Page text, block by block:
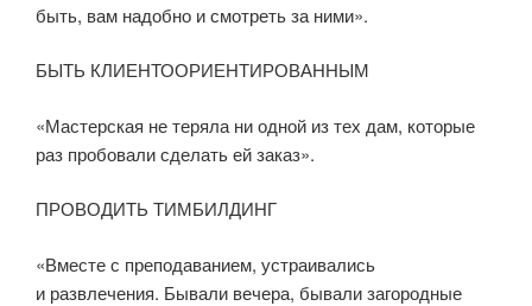
быть, вам надобно и смотреть за ними».
БЫТЬ КЛИЕНТООРИЕНТИРОВАННЫМ
«Мастерская не теряла ни одной из тех дам, которые
раз пробовали сделать ей заказ».
ПРОВОДИТЬ ТИМБИЛДИНГ
«Вместе с преподаванием, устраивались
и развлечения. Бывали вечера, бывали загородные